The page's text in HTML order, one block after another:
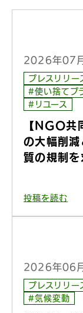
2026年07
プレスリリー
#使い捨てプ
#リユース
【NGO共
の大幅削減
質の規制
投稿を読む
2026年06
プレスリリー
#気候変動